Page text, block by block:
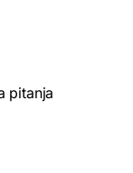
pitanja